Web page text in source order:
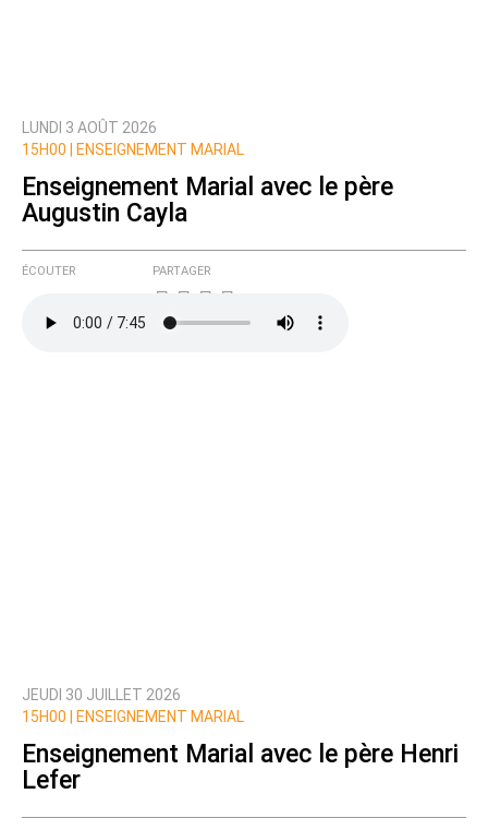
LUNDI 3 AOÛT 2026
15H00 |
ENSEIGNEMENT MARIAL
Enseignement Marial avec le père
Augustin Cayla
ÉCOUTER PARTAGER
JEUDI 30 JUILLET 2026
15H00 |
ENSEIGNEMENT MARIAL
Enseignement Marial avec le père Henri
Lefer